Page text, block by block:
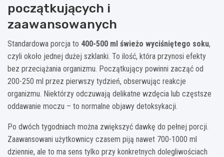
początkujących i
zaawansowanych
Standardowa porcja to 400-500 ml świeżo wyciśniętego soku,
czyli około jednej dużej szklanki. To ilość, która przynosi efekty
bez przeciążania organizmu. Początkujący powinni zacząć od
200-250 ml przez pierwszy tydzień, obserwując reakcje
organizmu. Niektórzy odczuwają delikatne wzdęcia lub częstsze
oddawanie moczu – to normalne objawy detoksykacji.
Po dwóch tygodniach można zwiększyć dawkę do pełnej porcji.
Zaawansowani użytkownicy czasem piją nawet 700-1000 ml
dziennie, ale to ma sens tylko przy konkretnych dolegliwościach